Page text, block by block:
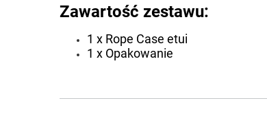
Zawartość zestawu:
1 x Rope Case etui
1 x Opakowanie